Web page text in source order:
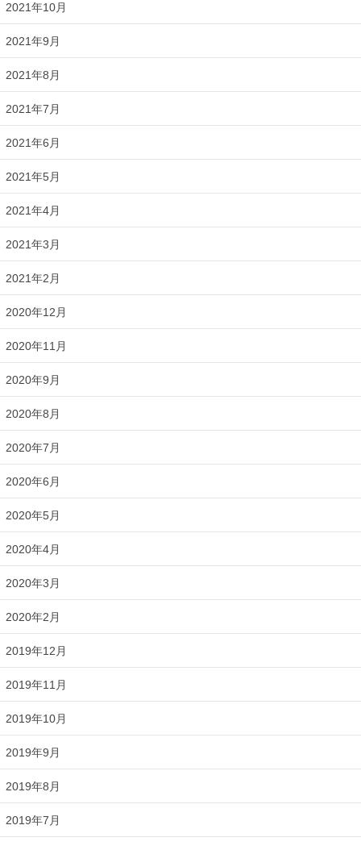
2021年10月
2021年9月
2021年8月
2021年7月
2021年6月
2021年5月
2021年4月
2021年3月
2021年2月
2020年12月
2020年11月
2020年9月
2020年8月
2020年7月
2020年6月
2020年5月
2020年4月
2020年3月
2020年2月
2019年12月
2019年11月
2019年10月
2019年9月
2019年8月
2019年7月